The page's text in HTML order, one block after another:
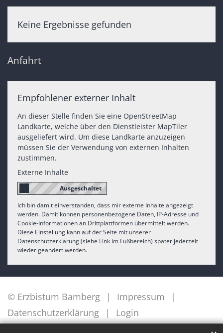
Keine Ergebnisse gefunden
Anfahrt
Empfohlener externer Inhalt
An dieser Stelle finden Sie eine OpenStreetMap
Landkarte, welche über den Dienstleister MapTiler
ausgeliefert wird. Um diese Landkarte anzuzeigen
müssen Sie der Verwendung von externen Inhalten
zustimmen.
Externe Inhalte
Ich bin damit einverstanden, dass mir externe Inhalte angezeigt
werden. Damit können personenbezogene Daten, IP-Adresse und
Cookie-Informationen an Drittplattformen übermittelt werden.
Diese Einstellung kann auf der Seite mit unserer
Datenschutzerklärung (siehe Link im Fußbereich) später jederzeit
wieder geändert werden.
© Erzbistum Bamberg
Impressum
Datenschutzerklärung
Login